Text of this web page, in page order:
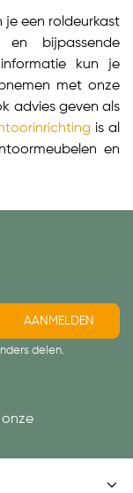
je een roldeurkast
en bijpassende
kun je
met onze
advies geven als
is al
en
AANMELDEN
delen.